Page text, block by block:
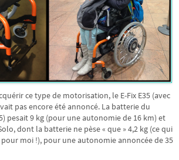
ce type de motorisation, le E-Fix E35 (avec
pas encore été annoncé. La batterie du
pesait 9 kg (pour une autonomie de 16 km) et
dont la batterie ne pèse « que » 4,2 kg (ce qui
moi !), pour une autonomie annoncée de 35